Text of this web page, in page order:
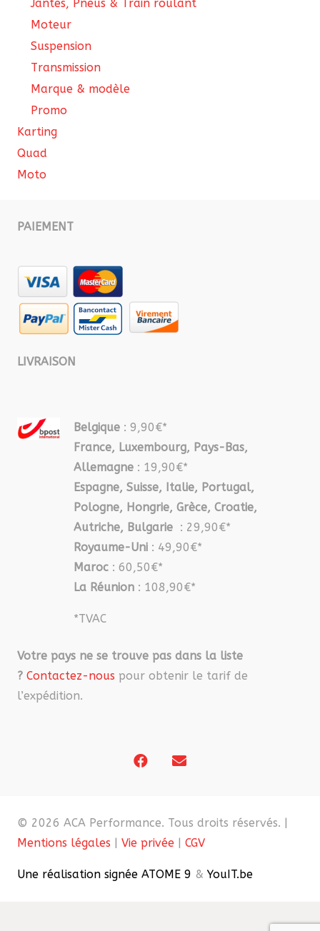
Jantes, Pneus & Train roulant
Moteur
Suspension
Transmission
Marque & modèle
Promo
Karting
Quad
Moto
PAIEMENT
LIVRAISON
Belgique : 9,90€*
France, Luxembourg, Pays-Bas,
Allemagne : 19,90€*
Espagne, Suisse, Italie, Portugal,
Pologne, Hongrie, Grèce, Croatie,
Autriche, Bulgarie : 29,90€*
Royaume-Uni : 49,90€*
Maroc : 60,50€*
La Réunion : 108,90€*
*TVAC
Votre pays ne se trouve pas dans la liste
? Contactez-nous pour obtenir le tarif de
l’expédition.
© 2026 ACA Performance. Tous droits réservés. |
Mentions légales | Vie privée | CGV
Une réalisation signée ATOME 9 & YouIT.be